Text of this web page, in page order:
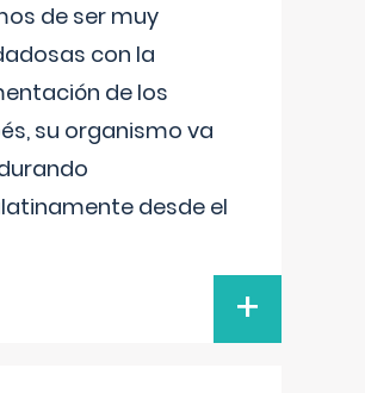
de ser muy
con la
de los
su organismo va
desde el
+